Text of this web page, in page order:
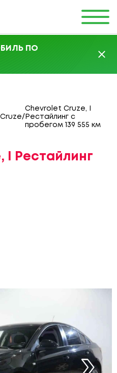
ПО
Cruze/
Chevrolet Cruze, I
Рестайлинг с
пробегом 139 555 км
I Рестайлинг